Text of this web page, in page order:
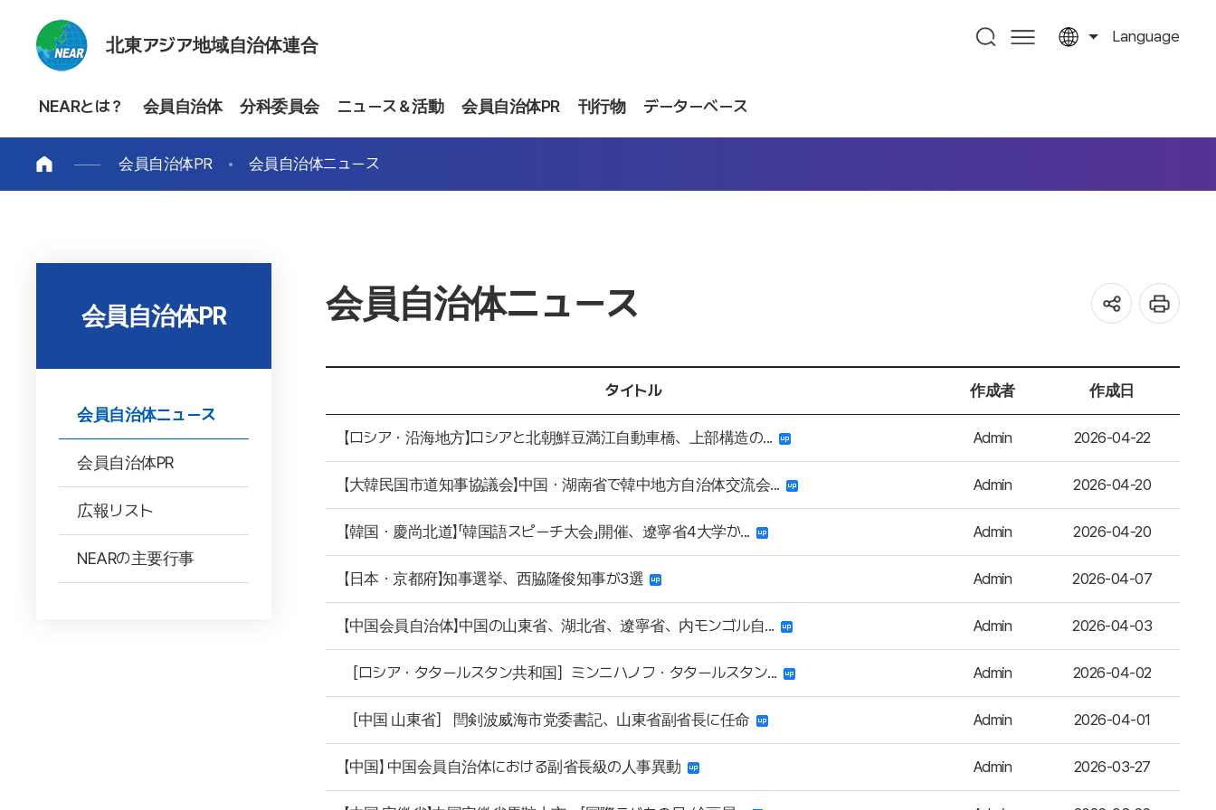
北東アジア地域自治体連合 Language
NEARとは？ 会員自治体 分科委員会 ニュース＆活動 会員自治体PR 刊行物 データーベース
会員自治体PR 会員自治体ニュース
会員自治体PR
会員自治体ニュース
会員自治体PR
広報リスト
NEARの主要行事
会員自治体ニュース
タイトル 作成者 作成日
【ロシア・沿海地方】ロシアと北朝鮮豆満江自動車橋、上部構造の... Admin 2026-04-22
【大韓民国市道知事協議会】中国・湖南省で韓中地方自治体交流会... Admin 2026-04-20
【韓国・慶尚北道】「韓国語スピーチ大会」開催、遼寧省4大学か... Admin 2026-04-20
【日本・京都府】知事選挙、西脇隆俊知事が3選 Admin 2026-04-07
【中国会員自治体】中国の山東省、湖北省、遼寧省、内モンゴル自... Admin 2026-04-03
［ロシア・タタールスタン共和国］ミンニハノフ・タタールスタン... Admin 2026-04-02
［中国 山東省］ 閆剣波威海市党委書記、山東省副省長に任命 Admin 2026-04-01
【中国】 中国会員自治体における副省長級の人事異動 Admin 2026-03-27